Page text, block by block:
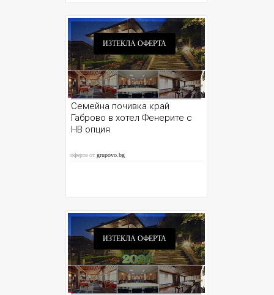
ИЗТЕКЛА ОФЕРТА
Семейна почивка край
Габрово в хотел Фенерите с
HB опция
оферта отgrupovo.bg
ИЗТЕКЛА ОФЕРТА